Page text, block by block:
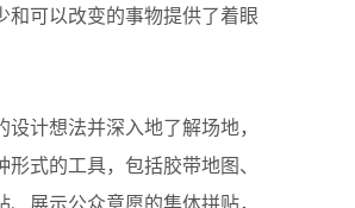
和可以改变的事物提供了着眼
计想法并深入地了解场地，
式的工具，包括胶带地图、
展示公众意愿的集体拼贴，